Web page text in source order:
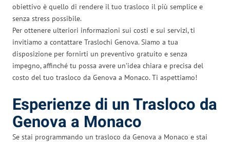
obiettivo è quello di rendere il tuo trasloco il più semplice e
senza stress possibile.
Per ottenere ulteriori informazioni sui costi e sui servizi, ti
invitiamo a contattare Traslochi Genova. Siamo a tua
disposizione per fornirti un preventivo gratuito e senza
impegno, affinché tu possa avere un’idea chiara e precisa del
costo del tuo trasloco da Genova a Monaco. Ti aspettiamo!
Esperienze di un Trasloco da
Genova a Monaco
Se stai programmando un trasloco da Genova a Monaco e stai